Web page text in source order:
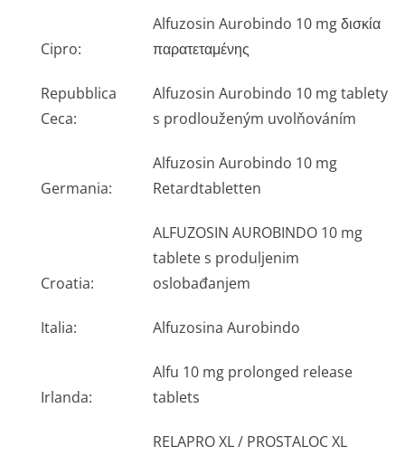
Cipro:
Alfuzosin Aurobindo 10 mg δισκία
παρατεταμένης
Repubblica
Ceca:
Alfuzosin Aurobindo 10 mg tablety
s prodlouženým uvolňováním
Germania:
Alfuzosin Aurobindo 10 mg
Retardtabletten
Croatia:
ALFUZOSIN AUROBINDO 10 mg
tablete s produljenim
oslobađanjem
Italia: Alfuzosina Aurobindo
Irlanda:
Alfu 10 mg prolonged release
tablets
RELAPRO XL / PROSTALOC XL